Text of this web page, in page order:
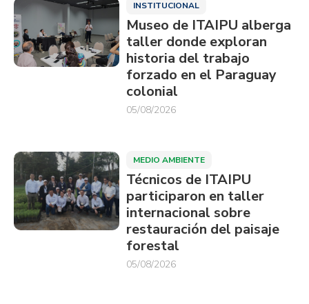
INSTITUCIONAL
Museo de ITAIPU alberga
taller donde exploran
historia del trabajo
forzado en el Paraguay
colonial
05/08/2026
MEDIO AMBIENTE
Técnicos de ITAIPU
participaron en taller
internacional sobre
restauración del paisaje
forestal
05/08/2026